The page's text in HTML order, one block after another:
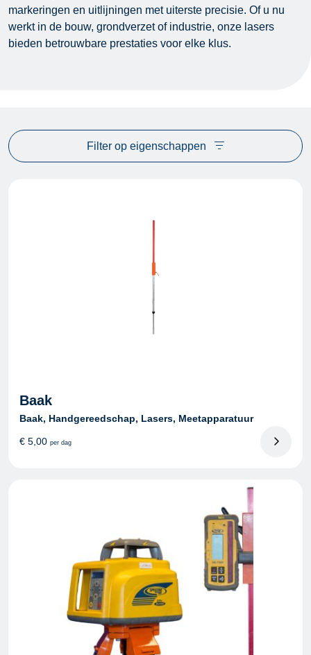
markeringen en uitlijningen met uiterste precisie. Of u nu
werkt in de bouw, grondverzet of industrie, onze lasers
bieden betrouwbare prestaties voor elke klus.
Filter op eigenschappen
Baak
Baak, Handgereedschap, Lasers, Meetapparatuur
€ 5,00 per dag